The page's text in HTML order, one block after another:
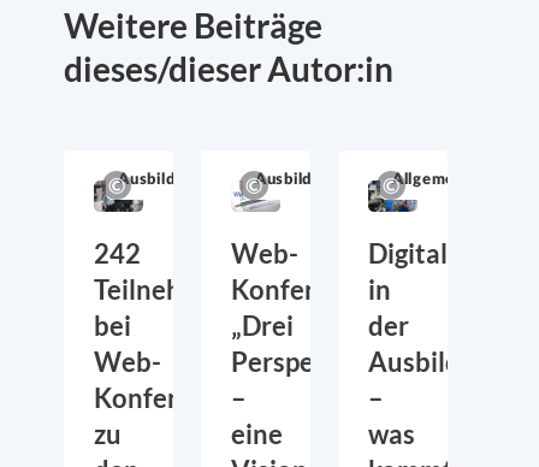
Weitere Beiträge
dieses/dieser Autor:in
Ausbildung
242
Teilnehmende
bei
Web-
Konferenz
zu
Ausbildung
Web-
Konferenz:
„Drei
Perspektiven
–
eine
Allgemein
in
der
Ausbildung
–
was